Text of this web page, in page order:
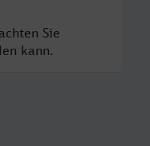
Sie
kann.